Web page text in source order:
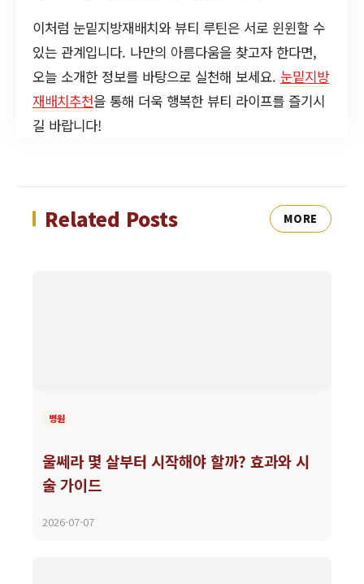
이처럼 눈밑지방재배치와 뷰티 루틴은 서로 윈윈할 수
있는 관계입니다. 나만의 아름다움을 찾고자 한다면,
오늘 소개한 정보를 바탕으로 실천해 보세요. 눈밑지방
재배치추천을 통해 더욱 행복한 뷰티 라이프를 즐기시
길 바랍니다!
Related Posts MORE
병원
울쎄라 몇 살부터 시작해야 할까? 효과와 시
술 가이드
2026-07-07